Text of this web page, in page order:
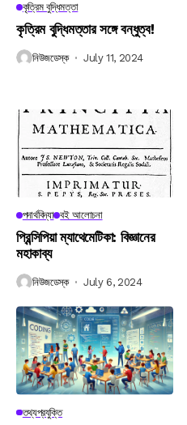
কৃত্রিম বুদ্ধিমত্তা
কৃত্রিম বুদ্ধিমত্তার সঙ্গে বন্ধুত্ব!
নিউজডেস্ক July 11, 2024
পদার্থবিদ্যা বই আলোচনা
প্রিন্সিপিয়া ম্যাথেমেটিকা: বিজ্ঞানের
মহাকাব্য
নিউজডেস্ক July 6, 2024
তথ্যপ্রযুক্তি